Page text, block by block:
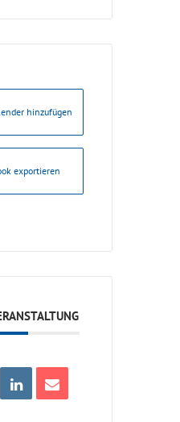
hinzufügen
exportieren